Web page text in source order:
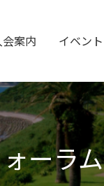
会案内 イベント
ーラム